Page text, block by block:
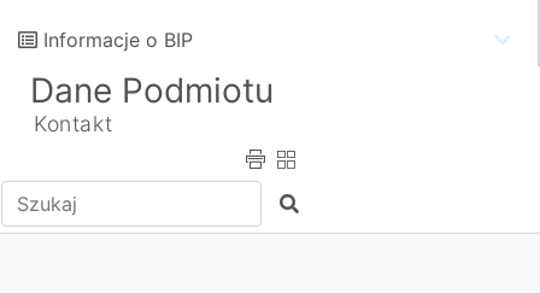
Informacje o BIP
Dane Podmiotu
Kontakt
Wpisz tekst do wyszukania Szukaj